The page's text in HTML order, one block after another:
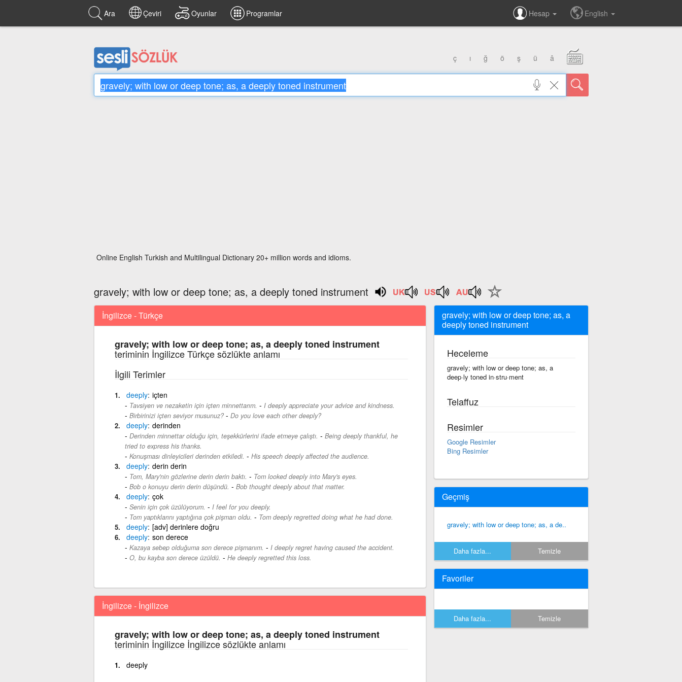
Ara Çeviri Oyunlar Programlar Hesap English
ç ı ğ ö ş ü â
Online English Turkish and Multilingual Dictionary 20+ million words and idioms.
gravely; with low or deep tone; as, a deeply toned instrument
İngilizce - Türkçe
gravely; with low or deep tone; as, a deeply toned instrument
teriminin İngilizce Türkçe sözlükte anlamı
İlgili Terimler
deeply içten
Tavsiyen ve nezaketin için içten minnettarım. - I deeply appreciate your advice and kindness.
Birbirinizi içten seviyor musunuz?- Do you love each other deeply?
deeply derinden
Derinden minnettar olduğu için, teşekkürlerini ifade etmeye çalıştı. - Being deeply thankful, he
tried to express his thanks.
Konuşması dinleyicileri derinden etkiledi. - His speech deeply affected the audience.
deeply derin derin
Tom, Mary'nin gözlerine derin derin baktı. - Tom looked deeply into Mary's eyes.
Bob o konuyu derin derin düşündü. - Bob thought deeply about that matter.
deeply çok
Senin için çok üzülüyorum. - I feel for you deeply.
Tom yaptıklarını yaptığına çok pişman oldu. - Tom deeply regretted doing what he had done.
deeply [adv] derinlere doğru
deeply son derece
Kazaya sebep olduğuma son derece pişmanım. - I deeply regret having caused the accident.
O, bu kayba son derece üzüldü. - He deeply regretted this loss.
İngilizce - İngilizce
gravely; with low or deep tone; as, a deeply toned instrument
teriminin İngilizce İngilizce sözlükte anlamı
deeply
gravely; with low or deep tone; as, a
deeply toned instrument
Heceleme
gravely; with low or deep tone; as, a
deep·ly toned in·stru·ment
Telaffuz
Resimler
Google Resimler
Bing Resimler
Geçmiş
gravely; with low or deep tone; as, a de..
Daha fazla... Temizle
Favoriler
Daha fazla... Temizle